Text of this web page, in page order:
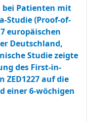
bei Patienten mit
Studie (Proof-of-
europäischen
Deutschland,
Studie zeigte
des First-in-
ZED1227 auf die
einer 6-wöchigen